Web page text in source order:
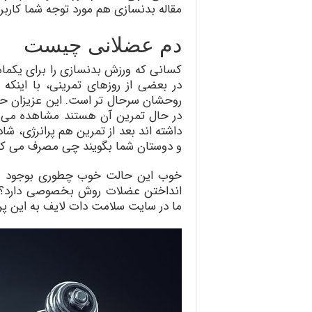
مقاله بدنسازی هم مورد توجه شما
دم عضلانی چیست
کسانی که ورزش بدنسازی را برای
در بعضی از روزهای تمرینی، با
روحشان سرحال تر است. این عزیزان
در حال تمرین آن هستند مشاهده می
داشته اند بعد از تمرین هم پرانرژی،
و دوستان شما بگویند چی مصرف می
خوب این حالت خوب چطوری بوجود
انداختن عضلات روش بخصوصی دارد؟
ما در سایت سلامت دات لایف به این